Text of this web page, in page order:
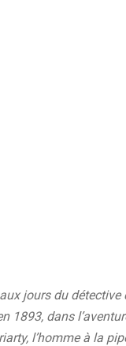
jours du détective
1893, dans
l’homme à la